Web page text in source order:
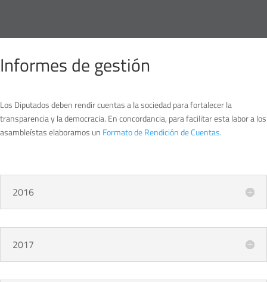
Informes de gestión
Los Diputados deben rendir cuentas a la sociedad para fortalecer la
transparencia y la democracia. En concordancia, para facilitar esta labor a los
asambleístas elaboramos un Formato de Rendición de Cuentas.
2016
2017